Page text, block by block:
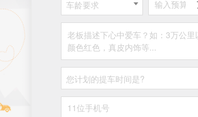
车龄要求
您计划的提车时间是?